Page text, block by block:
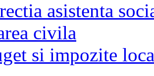
asistenta
civila
si impozite